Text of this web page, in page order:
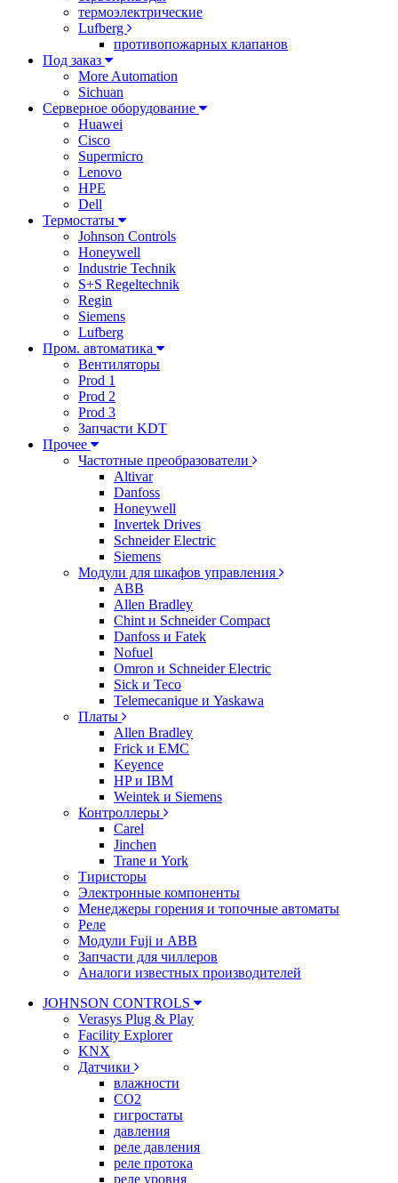
термоэлектрические
Lufberg
противопожарных клапанов
Под заказ
More Automation
Sichuan
Серверное оборудование
Huawei
Cisco
Supermicro
Lenovo
HPE
Dell
Термостаты
Johnson Controls
Honeywell
Industrie Technik
S+S Regeltechnik
Regin
Siemens
Lufberg
Пром. автоматика
Вентиляторы
Prod 1
Prod 2
Prod 3
Запчасти KDT
Прочее
Частотные преобразователи
Altivar
Danfoss
Honeywell
Invertek Drives
Schneider Electric
Siemens
Модули для шкафов управления
ABB
Allen Bradley
Chint и Schneider Compact
Danfoss и Fatek
Nofuel
Omron и Schneider Electric
Sick и Teco
Telemecanique и Yaskawa
Платы
Allen Bradley
Frick и EMC
Keyence
HP и IBM
Weintek и Siemens
Контроллеры
Carel
Jinchen
Trane и York
Тиристоры
Электронные компоненты
Менеджеры горения и топочные автоматы
Реле
Модули Fuji и ABB
Запчасти для чиллеров
Аналоги известных производителей
JOHNSON CONTROLS
Verasys Plug & Play
Facility Explorer
KNX
Датчики
влажности
CO2
гигростаты
давления
реле давления
реле протока
реле уровня